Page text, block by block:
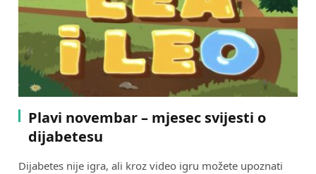
Plavi novembar – mjesec svijesti o
dijabetesu
Dijabetes nije igra, ali kroz video igru možete upoznati